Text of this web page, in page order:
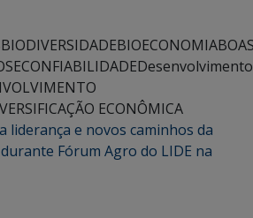
BIODIVERSIDADEBIOECONOMIA
CONFIABILIDADEDesenvolvimento
ECONÔMICA
liderança e novos caminhos da
Fórum Agro do LIDE na